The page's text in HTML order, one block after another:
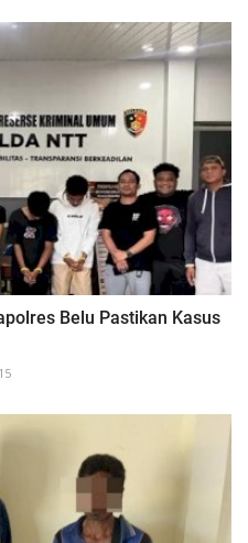
Belu Pastikan Kasus